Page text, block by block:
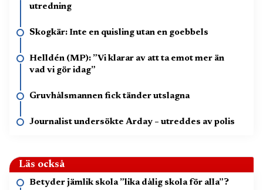
utredning
Skogkär: Inte en quisling utan en goebbels
Helldén (MP): ”Vi klarar av att ta emot mer än
vad vi gör idag”
Gruvhålsmannen fick tänder utslagna
Journalist undersökte Arday – utreddes av polis
Läs också
Betyder jämlik skola ”lika dålig skola för alla”?